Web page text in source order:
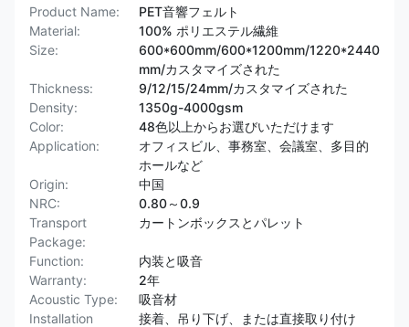
Product Name:
PET音響フェルト
Material:
100% ポリエステル繊維
Size:
600*600mm/600*1200mm/1220*2440
mm/カスタマイズされた
Thickness:
9/12/15/24mm/カスタマイズされた
Density:
1350g-4000gsm
Color:
48色以上からお選びいただけます
Application:
オフィスビル、事務室、会議室、多目的
ホールなど
Origin:
中国
NRC:
0.80～0.9
Transport
Package:
カートンボックスとパレット
Function:
内装と吸音
Warranty:
2年
Acoustic Type:
吸音材
Installation
接着、吊り下げ、または直接取り付け